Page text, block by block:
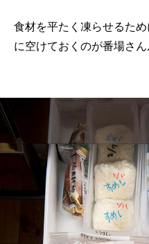
食材を平たく凍らせるた
に空けておくのが番場さん